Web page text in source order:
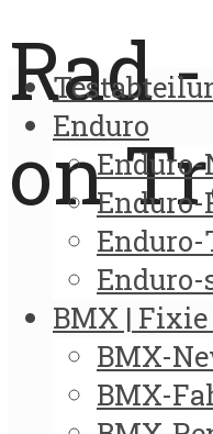
Rad
on
Enduro
Enduro-
Enduro-
Enduro-
BMX |
BMX-
BMX-